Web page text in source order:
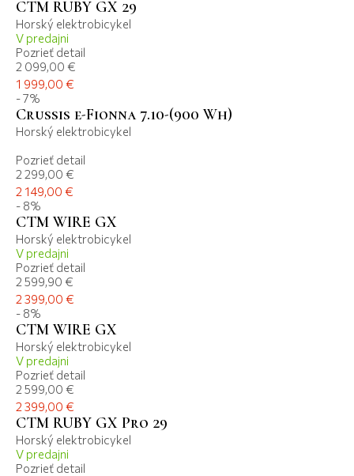
CTM RUBY GX 29
Horský elektrobicykel
V predajni
Pozrieť detail
2 099,00 €
1 999,00 €
- 7%
Crussis e-Fionna 7.10-(900 Wh)
Horský elektrobicykel
Pozrieť detail
2 299,00 €
2 149,00 €
- 8%
CTM WIRE GX
Horský elektrobicykel
V predajni
Pozrieť detail
2 599,90 €
2 399,00 €
- 8%
CTM WIRE GX
Horský elektrobicykel
V predajni
Pozrieť detail
2 599,00 €
2 399,00 €
CTM RUBY GX Pro 29
Horský elektrobicykel
V predajni
Pozrieť detail